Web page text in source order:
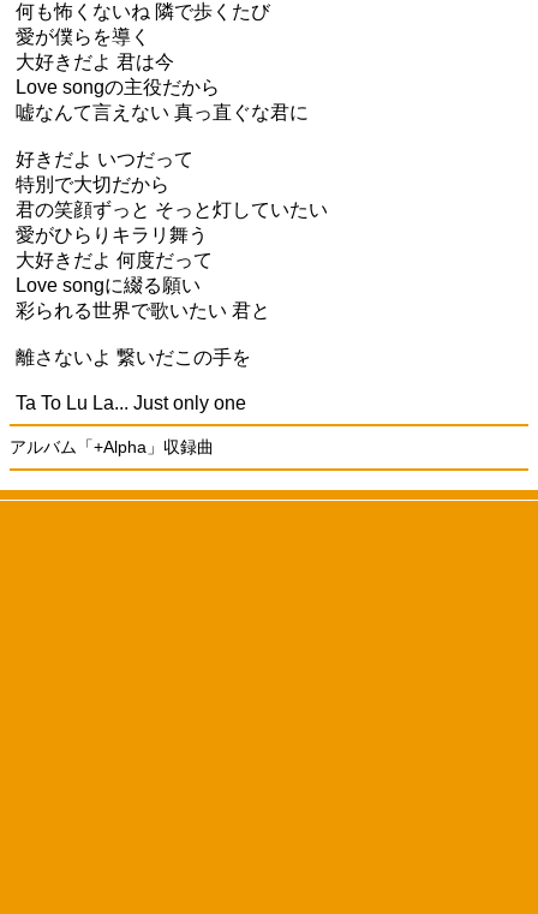
何も怖くないね 隣で歩くたび
愛が僕らを導く
大好きだよ 君は今
Love songの主役だから
嘘なんて言えない 真っ直ぐな君に
好きだよ いつだって
特別で大切だから
君の笑顔ずっと そっと灯していたい
愛がひらりキラリ舞う
大好きだよ 何度だって
Love songに綴る願い
彩られる世界で歌いたい 君と
離さないよ 繋いだこの手を
Ta To Lu La... Just only one
アルバム「+Alpha」収録曲